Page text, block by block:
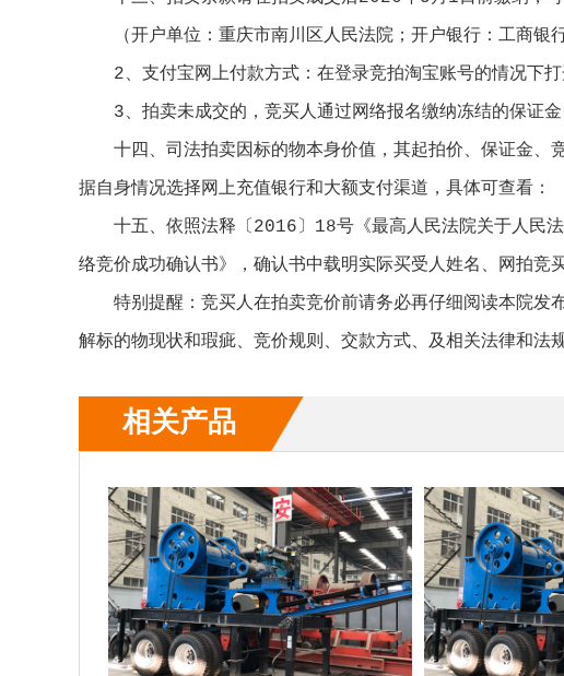
（开户单位：重庆市南川区人民法院；开户银行：工商银
2、支付宝网上付款方式：在登录竞拍淘宝账号的情况下打
3、拍卖未成交的，竞买人通过网络报名缴纳冻结的保证金
十四、司法拍卖因标的物本身价值，其起拍价、保证金、
据自身情况选择网上充值银行和大额支付渠道，具体可查看：
十五、依照法释〔2016〕18号《最高人民法院关于人民法
络竞价成功确认书》，确认书中载明实际买受人姓名、网拍竞
特别提醒：竞买人在拍卖竞价前请务必再仔细阅读本院发
解标的物现状和瑕疵、竞价规则、交款方式、及相关法律和法
相关产品